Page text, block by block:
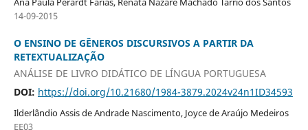
14-09-2015
O ENSINO DE GÊNEROS DISCURSIVOS A PARTIR DA
RETEXTUALIZAÇÃO
ANÁLISE DE LIVRO DIDÁTICO DE LÍNGUA PORTUGUESA
DOI: https://doi.org/10.21680/1984-3879.2024v24n1ID34593
Ilderlândio Assis de Andrade Nascimento, Joyce de Araújo Medeiros
EE03